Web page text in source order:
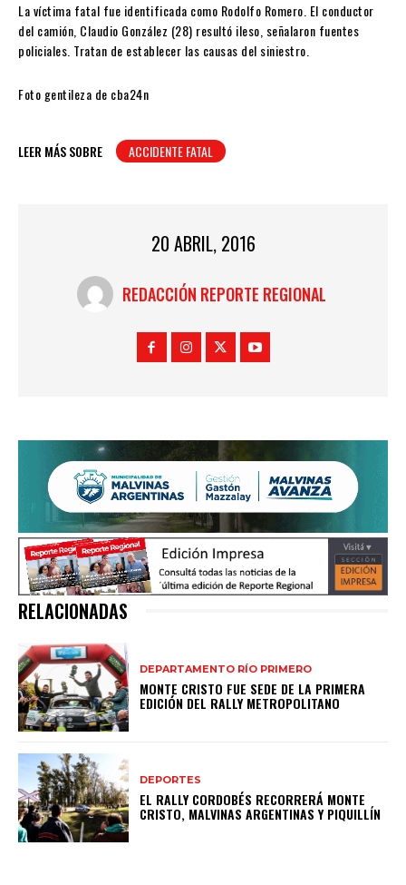
La víctima fatal fue identificada como Rodolfo Romero. El conductor
del camión, Claudio González (28) resultó ileso, señalaron fuentes
policiales. Tratan de establecer las causas del siniestro.
Foto gentileza de cba24n
LEER MÁS SOBRE ACCIDENTE FATAL
20 ABRIL, 2016
REDACCIÓN REPORTE REGIONAL
RELACIONADAS
DEPARTAMENTO RÍO PRIMERO
MONTE CRISTO FUE SEDE DE LA PRIMERA
EDICIÓN DEL RALLY METROPOLITANO
DEPORTES
EL RALLY CORDOBÉS RECORRERÁ MONTE
CRISTO, MALVINAS ARGENTINAS Y PIQUILLÍN